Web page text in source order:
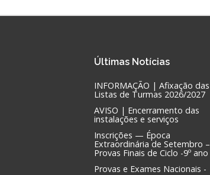
Últimas Notícias
INFORMAÇÃO | Afixação das
Listas de Turmas 2026/2027
AVISO | Encerramento das
instalações e serviços
Inscrições — Época
Extraordinária de Setembro –
Provas Finais de Ciclo -9º ano
Provas e Exames Nacionais -